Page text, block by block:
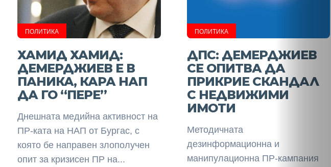
ПОЛИТИКА
ХАМИД ХАМИД:
ДЕМЕРДЖИЕВ Е В
ПАНИКА, КАРА НАП
ДА ГО “ПЕРЕ”
Днешната медийна активност на
ПР-ката на НАП от Бургас, с
която бе направен злополучен
опит за кризисен ПР на...
ПОЛИТИКА
ДПС: ДЕМЕРДЖИЕВ
СЕ ОПИТВА ДА
ПРИКРИЕ СКАНДАЛ
С НЕДВИЖИМИ
ИМОТИ
Методичната
дезинформационна и
манипулационна ПР-кампания